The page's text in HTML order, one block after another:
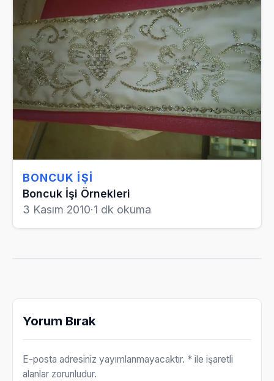
BONCUK İŞI
Boncuk İşi Örnekleri
3 Kasım 2010·1 dk okuma
Yorum Bırak
E-posta adresiniz yayımlanmayacaktır. * ile işaretli
alanlar zorunludur.